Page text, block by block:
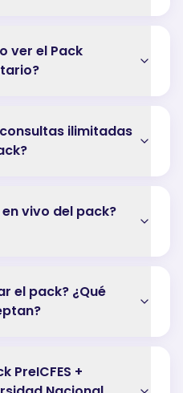
ver el Pack
ilimitadas
vivo del pack?
el pack? ¿Qué
PreICFES +